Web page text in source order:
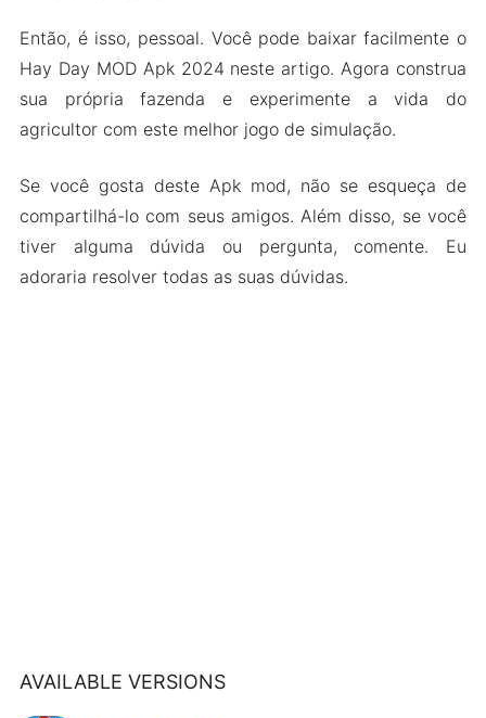
Então, é isso, pessoal. Você pode baixar facilmente o
Hay Day MOD Apk 2024 neste artigo. Agora construa
sua própria fazenda e experimente a vida do
agricultor com este melhor jogo de simulação.
Se você gosta deste Apk mod, não se esqueça de
compartilhá-lo com seus amigos. Além disso, se você
tiver alguma dúvida ou pergunta, comente. Eu
adoraria resolver todas as suas dúvidas.
AVAILABLE VERSIONS